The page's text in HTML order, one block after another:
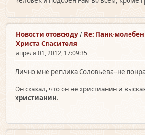
Новости отовсюду/ Re: Панк-
Христа Спасителя
апреля 01, 2012, 17:09:35
Лично мне реплика Соловьёва--не
Он сказал, что он не христианин и
христианин.